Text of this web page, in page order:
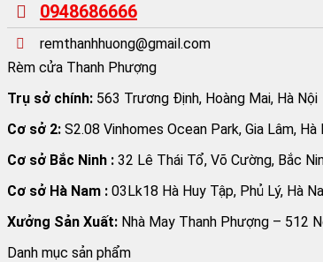
0948686666
remthanhhuong@gmail.com
Rèm cửa Thanh Phượng
Trụ sở chính: 563 Trương Định, Hoàng Mai, Hà Nội
Cơ sở 2: S2.08 Vinhomes Ocean Park, Gia Lâm, Hà
Cơ sở Bắc Ninh : 32 Lê Thái Tổ, Võ Cường, Bắc
Cơ sở Hà Nam : 03Lk18 Hà Huy Tập, Phủ Lý, Hà
Xưởng Sản Xuất: Nhà May Thanh Phượng – 512
Danh mục sản phẩm